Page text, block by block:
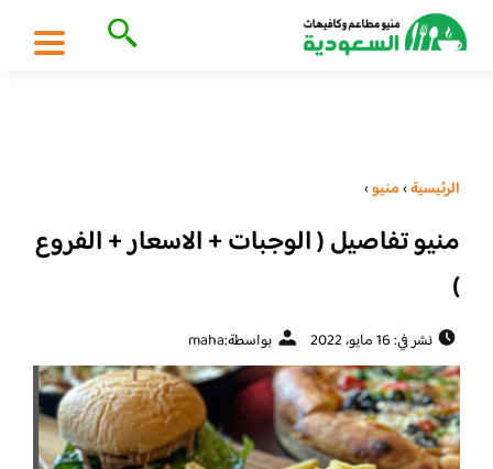
الرئيسية›منيو›
منيو تفاصيل ( الوجبات + الاسعار + الفروع
)
نشر في: 16 مايو، 2022 بواسطة:maha